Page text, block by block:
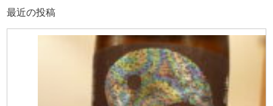
最近の投稿